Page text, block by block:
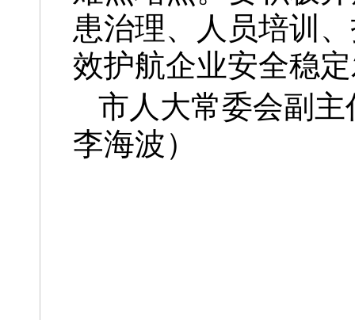
患治理、人员培训
效护航企业安全稳
市人大常委会副
李海波）